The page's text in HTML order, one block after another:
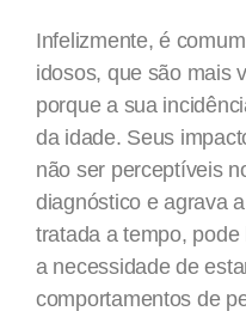
Infelizmente, é
idosos, que são mais
porque a sua
da idade. Seus
não ser perceptíveis
diagnóstico e agrava
tratada a tempo,
a necessidade de
comportamentos de